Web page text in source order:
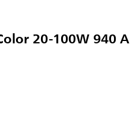
20-100W 940